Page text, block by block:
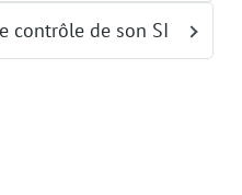
contrôle de son SI